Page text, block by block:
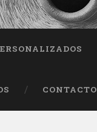
CONTACTO